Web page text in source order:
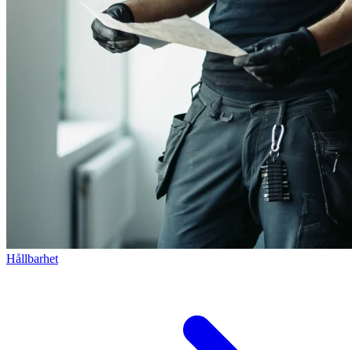
Hållbarhet